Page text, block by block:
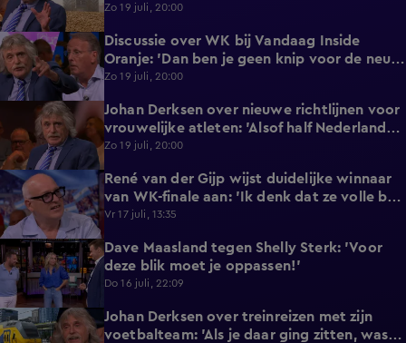
Zo 19 juli, 20:00
6:18
Discussie over WK bij Vandaag Inside
Oranje: 'Dan ben je geen knip voor de neus
waard'
Zo 19 juli, 20:00
Johan Derksen over nieuwe richtlijnen voor
vrouwelijke atleten: 'Alsof half Nederland
dan zit te rukken'
Zo 19 juli, 20:00
0:55
René van der Gijp wijst duidelijke winnaar
van WK-finale aan: 'Ik denk dat ze volle bak
gaan!'
Vr 17 juli, 13:35
4:20
Dave Maasland tegen Shelly Sterk: 'Voor
deze blik moet je oppassen!'
Do 16 juli, 22:09
7:12
Johan Derksen over treinreizen met zijn
voetbalteam: 'Als je daar ging zitten, was je